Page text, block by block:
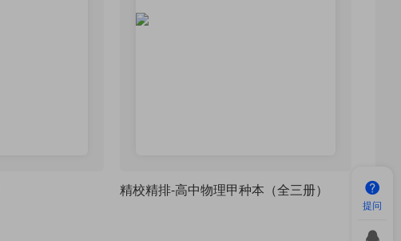
精校精排-高中物理甲种本（全三册）
提问